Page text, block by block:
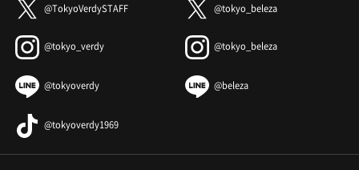
@TokyoVerdySTAFF @tokyo_beleza
@tokyo_verdy @tokyo_beleza
@tokyoverdy @beleza
@tokyoverdy1969